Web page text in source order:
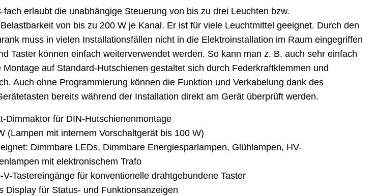
erlaubt die unabhängige Steuerung von bis zu drei Leuchten bzw.
von bis zu 200 W je Kanal. Er ist für viele Leuchtmittel geeignet. Durch den
muss in vielen Installationsfällen nicht in die Elektroinstallation im Raum eingegriffen
Taster können einfach weiterverwendet werden. So kann man z. B. auch sehr einfach
auf Standard-Hutschienen gestaltet sich durch Federkraftklemmen und
Auch ohne Programmierung können die Funktion und Verkabelung dank des
bereits während der Installation direkt am Gerät überprüft werden.
Dimmaktor für DIN-Hutschienenmontage
(Lampen mit internem Vorschaltgerät bis 100 W)
Dimmbare LEDs, Dimmbare Energiesparlampen, Glühlampen, HV-
mit elektronischem Trafo
Tastereingänge für konventionelle drahtgebundene Taster
Display für Status- und Funktionsanzeigen